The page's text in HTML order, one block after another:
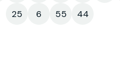
25
6 55 44